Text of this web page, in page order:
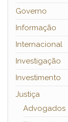
Governo
Informação
Internacional
Investigação
Investimento
Justiça
Advogados